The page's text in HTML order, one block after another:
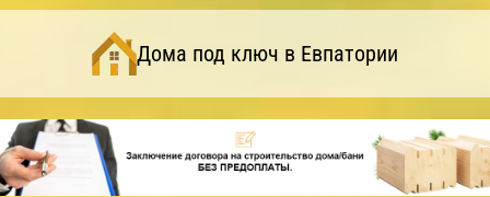
Дома под ключ в Евпатории